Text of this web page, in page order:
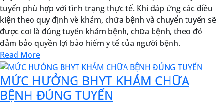
tuyến phù hợp với tình trạng thực tế. Khi đáp ứng các điều
kiện theo quy định về khám, chữa bệnh và chuyển tuyến sẽ
được coi là đúng tuyến khám bệnh, chữa bệnh, theo đó
đảm bảo quyền lợi bảo hiểm y tế của người bệnh.
Read More
MỨC HƯỞNG BHYT KHÁM CHỮA
BỆNH ĐÚNG TUYẾN